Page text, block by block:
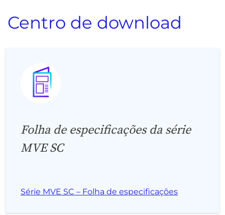
Centro de download
Folha de especificações da série
MVE SC
Série MVE SC – Folha de especificações